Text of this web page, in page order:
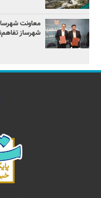
معاونت
شهرساز